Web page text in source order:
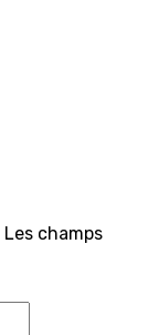
Les champs